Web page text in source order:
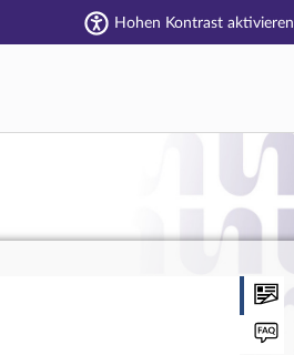
Hohen Kontrast aktivieren